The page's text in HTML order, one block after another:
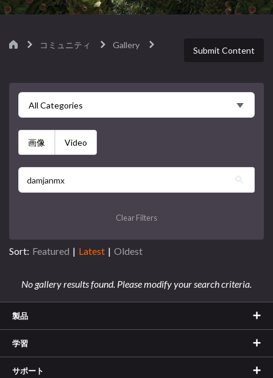
Submit Content
コミュニティ Gallery
All Categories
画像 Video
Clear Filters
Sort: Featured | Latest | Oldest
No gallery results found. Please modify your search criteria.
製品
学習
サポート